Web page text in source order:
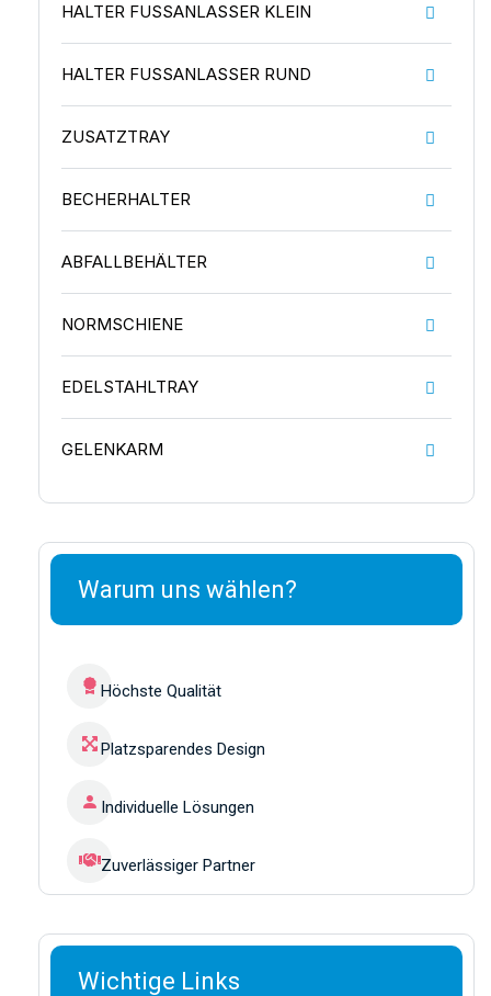
HALTER FUSSANLASSER KLEIN
HALTER FUSSANLASSER RUND
ZUSATZTRAY
BECHERHALTER
ABFALLBEHÄLTER
NORMSCHIENE
EDELSTAHLTRAY
GELENKARM
Warum uns wählen?
Höchste Qualität
Platzsparendes Design
Individuelle Lösungen
Zuverlässiger Partner
Wichtige Links